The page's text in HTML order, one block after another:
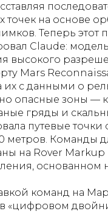
точек на основе
Теперь этот
Claude:
высокого
Mars
их с данными о
опасные зоны —
гряды и
путевые точки
метров. Команды
на Rover
основанном
команд на
«цифровом